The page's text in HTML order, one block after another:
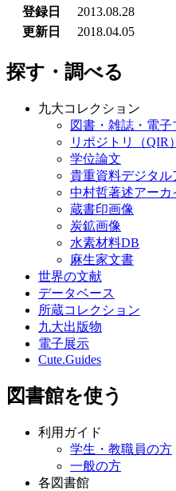
登録日
2013.08.28
更新日
2018.04.05
探す・調べる
九大コレクション
図書・雑誌・電
リポジトリ（QIR）
学位論文
貴重資料デジタル
中村哲著述アーカ
蔵書印画像
炭鉱画像
水素材料DB
麻生家文書
世界の文献
データベース
所蔵コレクション
九大出版物
電子展示
Cute.Guides
図書館を使う
利用ガイド
学生・教職員の方
一般の方
各図書館